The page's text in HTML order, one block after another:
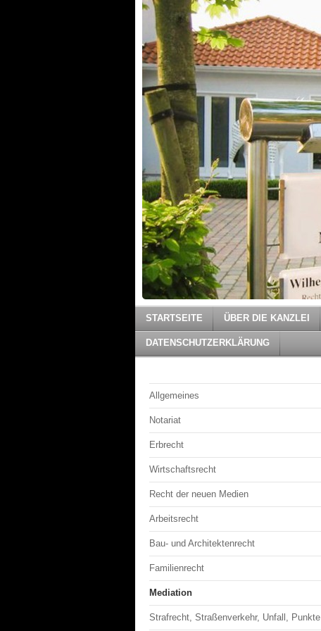
STARTSEITE ÜBER DIE KANZLEI
DATENSCHUTZERKLÄRUNG
Allgemeines
Notariat
Erbrecht
Wirtschaftsrecht
Recht der neuen Medien
Arbeitsrecht
Bau- und Architektenrecht
Familienrecht
Mediation
Strafrecht, Straßenverkehr, Unfall, Punkte